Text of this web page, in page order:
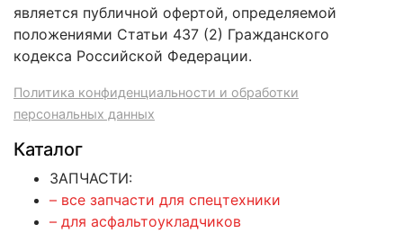
является публичной офертой, определяемой
положениями Статьи 437 (2) Гражданского
кодекса Российской Федерации.
Политика конфиденциальности и обработки
персональных данных
Каталог
ЗАПЧАСТИ:
– все запчасти для спецтехники
– для асфальтоукладчиков